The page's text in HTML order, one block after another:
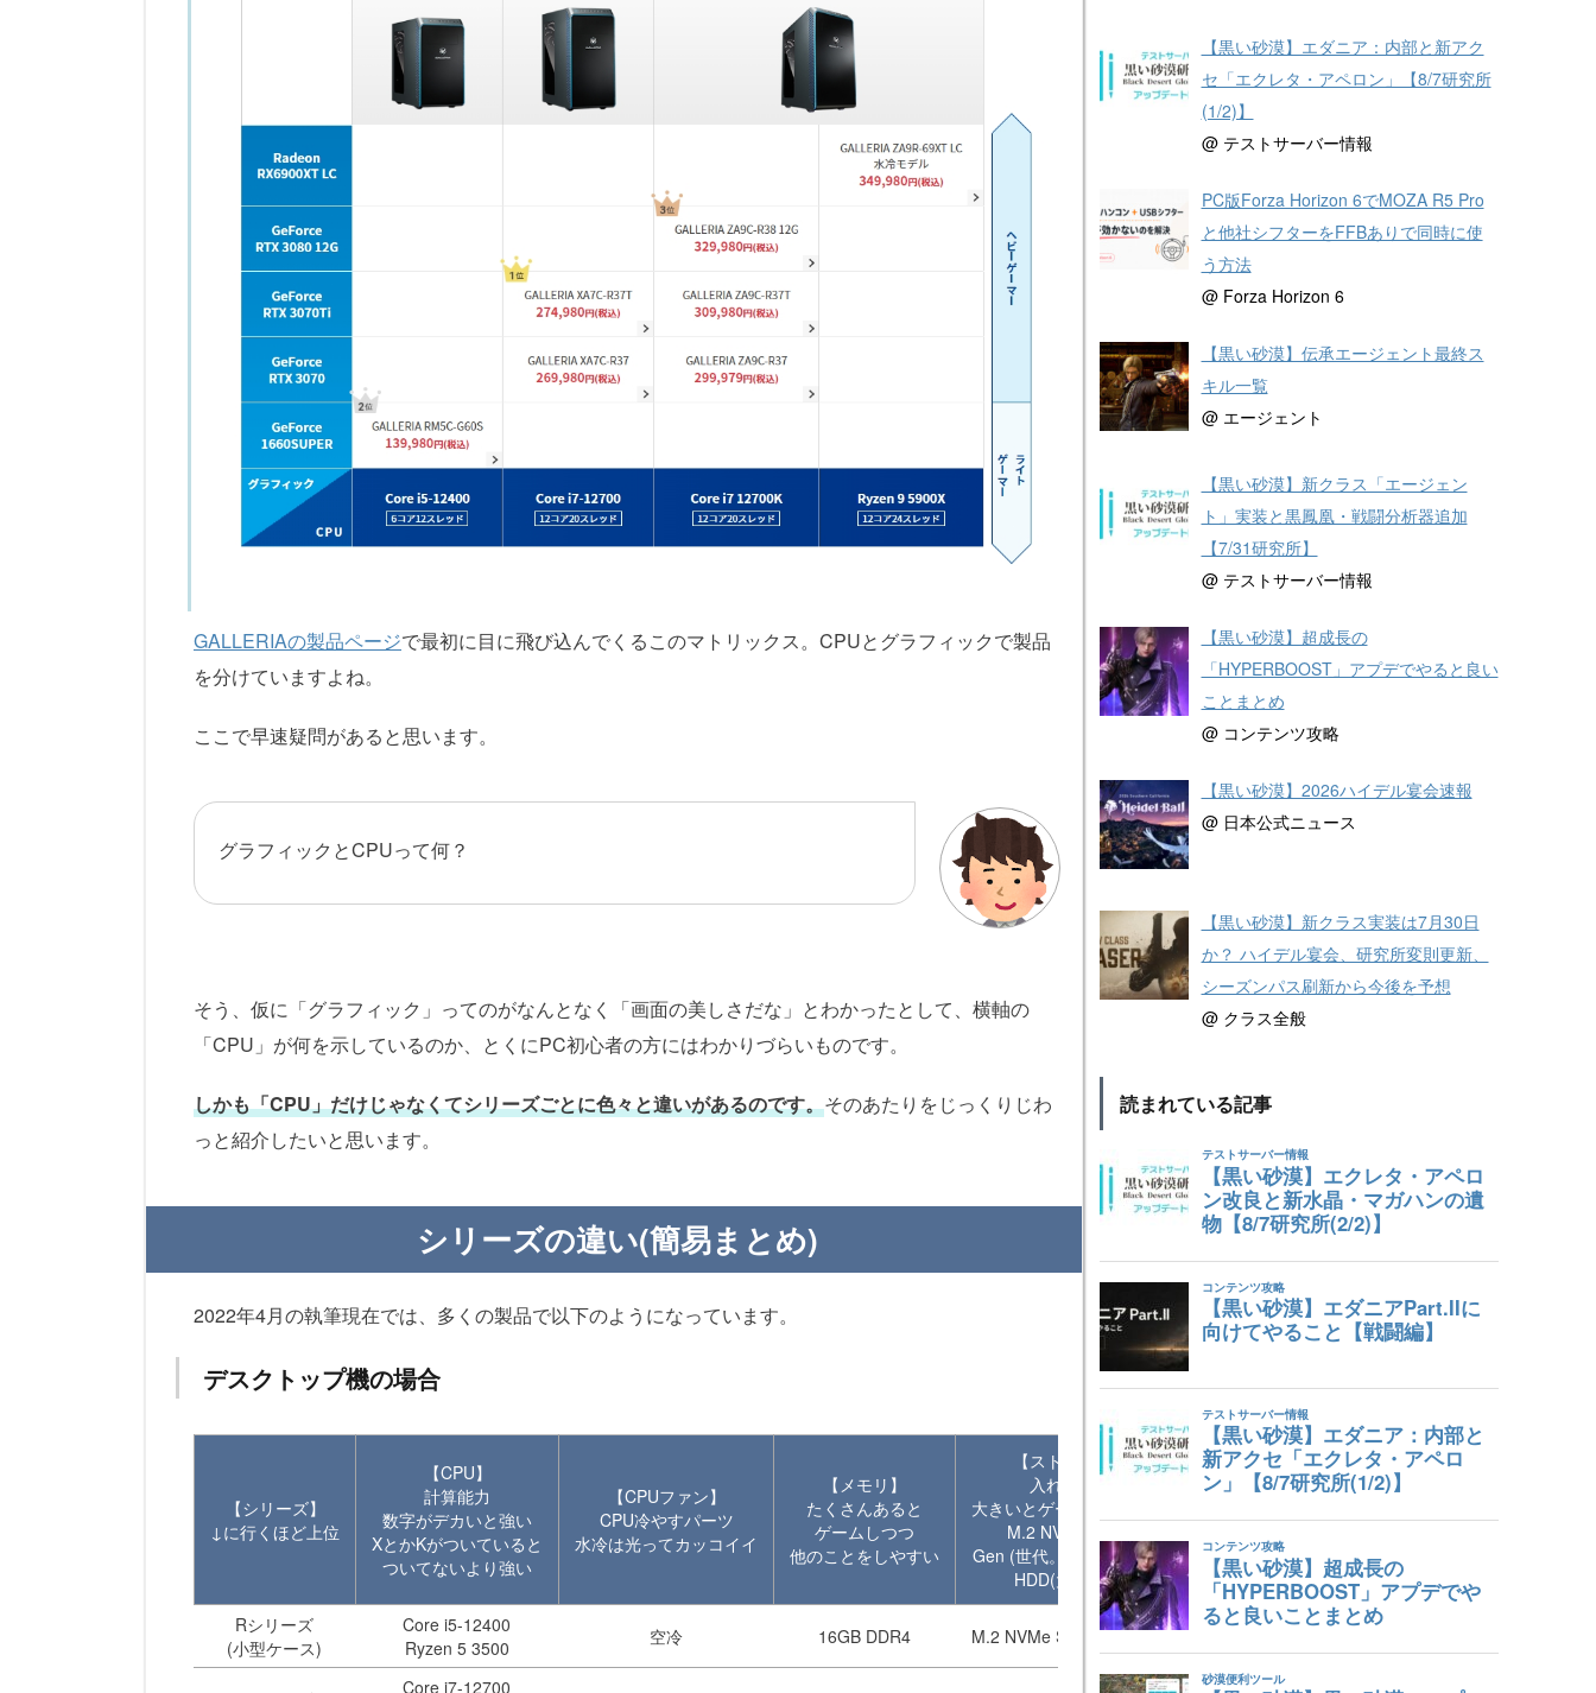
GALLERIAの製品ページで最初に目に飛び込んでくるこのマトリックス。CPUとグラフィックで製品
を分けていますよね。
ここで早速疑問があると思います。
グラフィックとCPUって何？
そう、仮に「グラフィック」ってのがなんとなく「画面の美しさだな」とわかったとして、横軸の
「CPU」が何を示しているのか、とくにPC初心者の方にはわかりづらいものです。
しかも「CPU」だけじゃなくてシリーズごとに色々と違いがあるのです。そのあたりをじっくりじわ
っと紹介したいと思います。
シリーズの違い(簡易まとめ)
2022年4月の執筆現在では、多くの製品で以下のようになっています。
デスクトップ機の場合
【シリーズ】
↓に行くほど上位
【CPU】
計算能力
数字がデカいと強い
XとかKがついていると
ついてないより強い
【CPUファン】
CPU冷やすパーツ
水冷は光ってカッコイイ
【メモリ】
たくさんあると
ゲームしつつ
他のことをしやすい
【ストレージ容量】
入れ物の大きさ
大きいとゲームがいっぱい入る
M.2 NVMe SSD(速い)
Gen (世代。デカいと更に速い)
HDD(大容量物置き)
Rシリーズ
(小型ケース)
Core i5-12400
Ryzen 5 3500
空冷 16GB DDR4 M.2 NVMe SSD:500GB (Gen3)
Core i7-12700
【黒い砂漠】エダニア：内部と新アク
セ「エクレタ・アペロン」【8/7研究所
(1/2)】
@ テストサーバー情報
PC版Forza Horizon 6でMOZA R5 Pro
と他社シフターをFFBありで同時に使
う方法
@ Forza Horizon 6
【黒い砂漠】伝承エージェント最終ス
キル一覧
@ エージェント
【黒い砂漠】新クラス「エージェン
ト」実装と黒鳳凰・戦闘分析器追加
【7/31研究所】
@ テストサーバー情報
【黒い砂漠】超成長の
「HYPERBOOST」アプデでやると良い
ことまとめ
@ コンテンツ攻略
【黒い砂漠】2026ハイデル宴会速報
@ 日本公式ニュース
【黒い砂漠】新クラス実装は7月30日
か？ ハイデル宴会、研究所変則更新、
シーズンパス刷新から今後を予想
@ クラス全般
読まれている記事